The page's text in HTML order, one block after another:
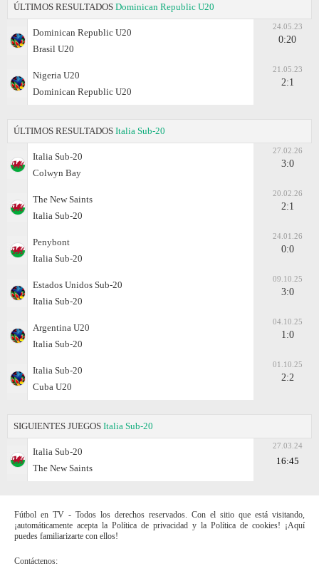
ÚLTIMOS RESULTADOS Dominican Republic U20
Dominican Republic U20
Brasil U20
24.05.23
0:20
Nigeria U20
Dominican Republic U20
21.05.23
2:1
ÚLTIMOS RESULTADOS Italia Sub-20
Italia Sub-20
Colwyn Bay
27.02.26
3:0
The New Saints
Italia Sub-20
20.02.26
2:1
Penybont
Italia Sub-20
24.01.26
0:0
Estados Unidos Sub-20
Italia Sub-20
09.10.25
3:0
Argentina U20
Italia Sub-20
04.10.25
1:0
Italia Sub-20
Cuba U20
01.10.25
2:2
SIGUIENTES JUEGOS Italia Sub-20
Italia Sub-20
The New Saints
27.03.24
16:45
Fútbol en TV - Todos los derechos reservados. Con el sitio que está visitando,
¡automáticamente acepta la Política de privacidad y la Política de cookies! ¡Aquí
puedes familiarizarte con ellos!
Contáctenos: